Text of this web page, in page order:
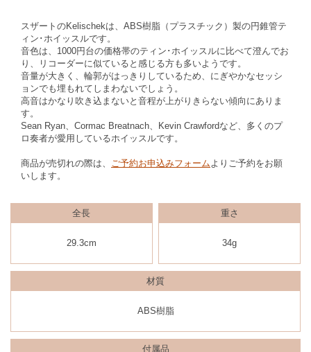
スザートのKelischekは、ABS樹脂（プラスチック）製の円錐管テ
ィン･ホイッスルです。
音色は、1000円台の価格帯のティン･ホイッスルに比べて澄んでお
り、リコーダーに似ていると感じる方も多いようです。
音量が大きく、輪郭がはっきりしているため、にぎやかなセッシ
ョンでも埋もれてしまわないでしょう。
高音はかなり吹き込まないと音程が上がりきらない傾向にありま
す。
Sean Ryan、Cormac Breatnach、Kevin Crawfordなど、多くのプ
ロ奏者が愛用しているホイッスルです。
商品が売切れの際は、 ご予約お申込みフォームよりご予約をお願
いします。
全長
29.3cm
重さ
34g
材質
ABS樹脂
付属品